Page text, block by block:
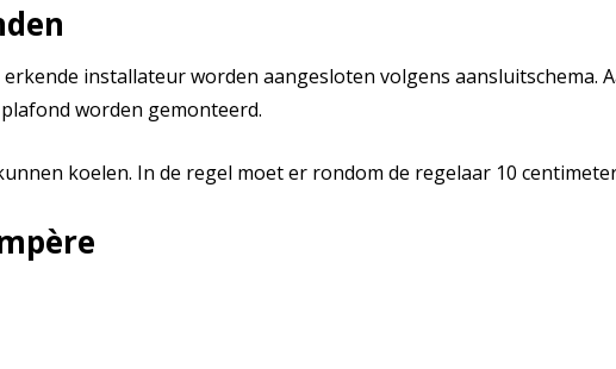
installateur worden aangesloten volgens aansluitschema.
worden gemonteerd.
koelen. In de regel moet er rondom de regelaar 10